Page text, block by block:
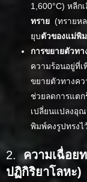
1,600°C) หลีก
ทราย (ทรายห
ยุบตัวของแม่พิ
การขยายตัวทา
ความร้อนอยู่ที่เ
ขยายตัวทางคว
ช่วยลดการแตก
เปลี่ยนแปลงอุณ
พิมพ์คงรูปทรงไ
2.ความเฉื่อย
ปฏิกิริยาโลหะ)